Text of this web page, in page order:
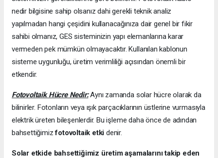
nedir bilgisine sahip olsanız dahi gerekli teknik analiz
yapılmadan hangi çeşidini kullanacağınıza dair genel bir fikir
sahibi olmanız, GES sisteminizin yapı elemanlarına karar
vermeden pek mümkün olmayacaktır. Kullanılan kablonun
sisteme uygunluğu, üretim verimliliği açısından önemli bir
etkendir.
Fotovoltaik Hücre Nedir:Aynı zamanda solar hücre olarak da
bilinirler. Fotonların veya ışık parçacıklarının üstlerine vurmasıyla
elektrik üreten bileşenlerdir. Bu işleme daha önce de adından
bahsettiğimizfotovoltaik etkidenir.
Solar etkide bahsettiğimiz üretim aşamalarını takip eden